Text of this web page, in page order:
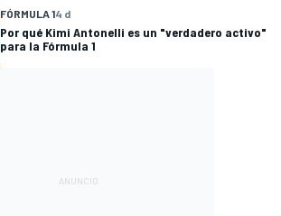
FÓRMULA 14 d
Por qué Kimi Antonelli es un "verdadero activo"
para la Fórmula 1